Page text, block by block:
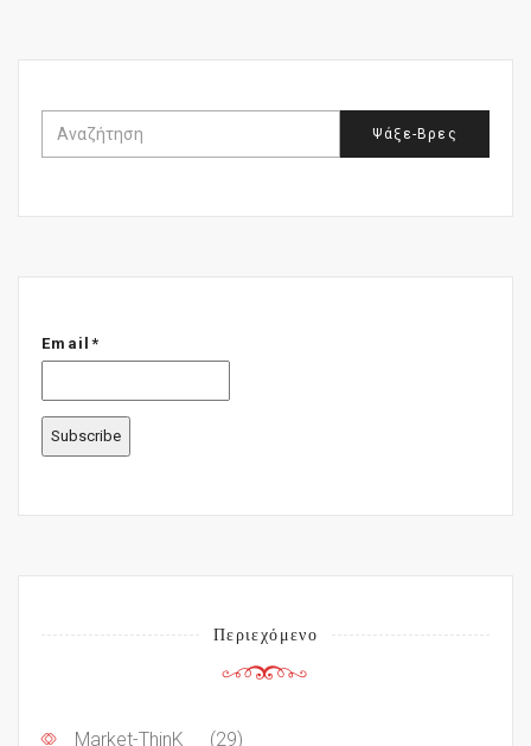
Email*
Περιεχόμενο
Market-ThinK (29)